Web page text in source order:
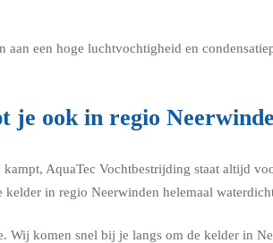
een hoge luchtvochtigheid en
je ook in regio
AquaTec Vochtbestrijding staat altijd
in regio Neerwinden helemaal
Wij komen snel bij je langs om de kelder in